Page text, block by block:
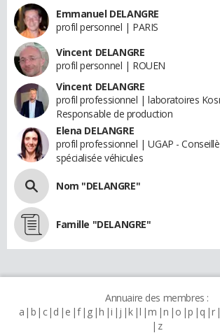
Emmanuel DELANGRE
profil personnel | PARIS
Vincent DELANGRE
profil personnel | ROUEN
Vincent DELANGRE
profil professionnel | laboratoires
Responsable de production
Elena DELANGRE
profil professionnel | UGAP -
spécialisée véhicules
Nom "DELANGRE"
Famille "DELANGRE"
Annuaire des membres :
a b c d e f g h i j k l m n o p q r
z